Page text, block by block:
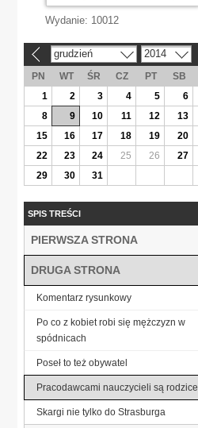
Wydanie: 10012
grudzień 2014
PN WT ŚR CZ PT SB
1
2 3 4 5 6
8
9 10 11 12 13
15
16 17 18 19 20
22
23 24 25 26 27
29
30 31
SPIS TREŚCI
PIERWSZA STRONA
DRUGA STRONA
Komentarz rysunkowy
Po co z kobiet robi się mężczyzn w
spódnicach
Poseł to też obywatel
Pracodawcami nauczycieli są rodzice
Skargi nie tylko do Strasburga